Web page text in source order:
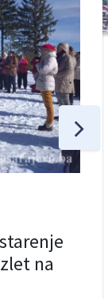
na